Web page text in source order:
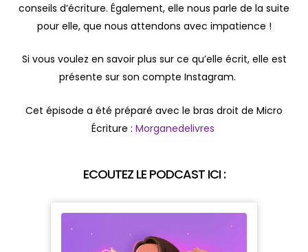
conseils d’écriture. Également, elle nous parle de la suite
pour elle, que nous attendons avec impatience !
Si vous voulez en savoir plus sur ce qu’elle écrit, elle est
présente sur son compte Instagram.
Cet épisode a été préparé avec le bras droit de Micro
Écriture : Morganedelivres
ECOUTEZ LE PODCAST ICI :